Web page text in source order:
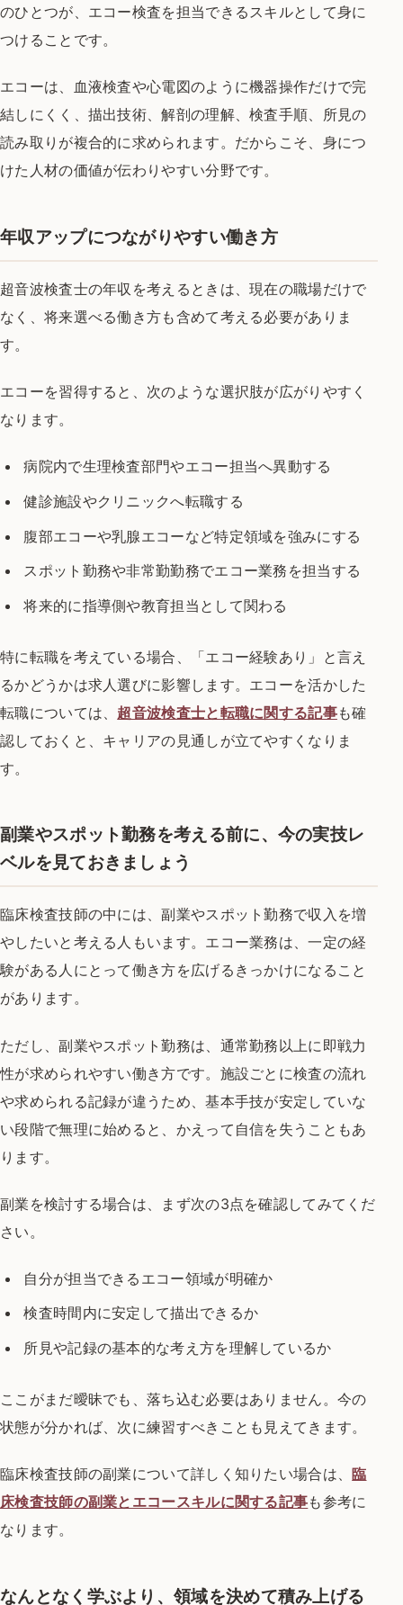
のひとつが、エコー検査を担当できるスキルとして身に
つけることです。
エコーは、血液検査や心電図のように機器操作だけで完
結しにくく、描出技術、解剖の理解、検査手順、所見の
読み取りが複合的に求められます。だからこそ、身につ
けた人材の価値が伝わりやすい分野です。
年収アップにつながりやすい働き方
超音波検査士の年収を考えるときは、現在の職場だけで
なく、将来選べる働き方も含めて考える必要がありま
す。
エコーを習得すると、次のような選択肢が広がりやすく
なります。
病院内で生理検査部門やエコー担当へ異動する
健診施設やクリニックへ転職する
腹部エコーや乳腺エコーなど特定領域を強みにする
スポット勤務や非常勤勤務でエコー業務を担当する
将来的に指導側や教育担当として関わる
特に転職を考えている場合、「エコー経験あり」と言え
るかどうかは求人選びに影響します。エコーを活かした
転職については、 超音波検査士と転職に関する記事も確
認しておくと、キャリアの見通しが立てやすくなりま
す。
副業やスポット勤務を考える前に、今の実技レ
ベルを見ておきましょう
臨床検査技師の中には、副業やスポット勤務で収入を増
やしたいと考える人もいます。エコー業務は、一定の経
験がある人にとって働き方を広げるきっかけになること
があります。
ただし、副業やスポット勤務は、通常勤務以上に即戦力
性が求められやすい働き方です。施設ごとに検査の流れ
や求められる記録が違うため、基本手技が安定していな
い段階で無理に始めると、かえって自信を失うこともあ
ります。
副業を検討する場合は、まず次の3点を確認してみてくだ
さい。
自分が担当できるエコー領域が明確か
検査時間内に安定して描出できるか
所見や記録の基本的な考え方を理解しているか
ここがまだ曖昧でも、落ち込む必要はありません。今の
状態が分かれば、次に練習すべきことも見えてきます。
臨床検査技師の副業について詳しく知りたい場合は、臨
床検査技師の副業とエコースキルに関する記事も参考に
なります。
なんとなく学ぶより、領域を決めて積み上げる